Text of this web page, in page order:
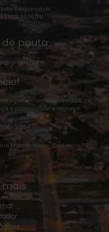
Responsável:
MTB 9936/PR.
pauta:
em um dos veículos de
o público local e regional:
3254
Mato Branco – Contenda/PR.